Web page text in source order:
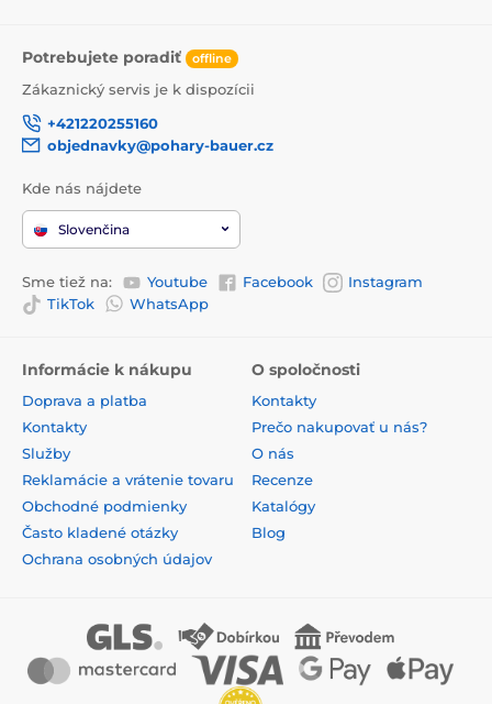
Potrebujete poradiť offline
Zákaznický servis je k dispozícii
+421220255160
objednavky@pohary-bauer.cz
Kde nás nájdete
Slovenčina
Sme tiež na: Youtube Facebook
Instagram
TikTok
WhatsApp
Informácie k nákupu
Doprava a platba
Kontakty
Služby
Reklamácie a vrátenie tovaru
Obchodné podmienky
Často kladené otázky
Ochrana osobných údajov
O spoločnosti
Kontakty
Prečo nakupovať u nás?
O nás
Recenze
Katalógy
Blog